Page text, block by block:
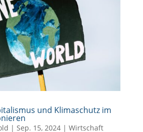
und Klimaschutz im
| Sep. 15, 2024| Wirtschaft